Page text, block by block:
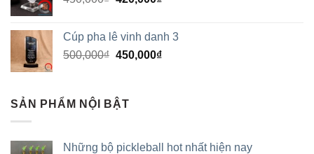
Cúp pha lê vinh danh 3
500,000₫ 450,000₫
SẢN PHẨM NỘI BẬT
Những bộ pickleball hot nhất hiện nay